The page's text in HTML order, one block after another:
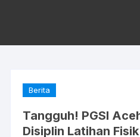
Berita
Tangguh! PGSI
Disiplin Latihan